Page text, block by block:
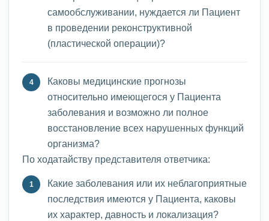
самообслуживании, нуждается ли Пациент
в проведении реконструктивной
(пластической операции)?
Каковы медицинские прогнозы
относительно имеющегося у Пациента
заболевания и возможно ли полное
восстановление всех нарушенных функций
организма?
По ходатайству представителя ответчика:
Какие заболевания или их неблагоприятные
последствия имеются у Пациента, каковы
их характер, давность и локализация?